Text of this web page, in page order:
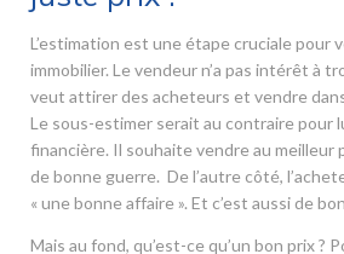
L’estimation est une étape cruciale pour
immobilier. Le vendeur n’a pas intérêt à
veut attirer des acheteurs et vendre
Le sous-estimer serait au contraire pour
financière. Il souhaite vendre au meilleur
de bonne guerre. De l’autre côté,
« une bonne affaire ». Et c’est aussi de
Mais au fond, qu’est-ce qu’un bon prix ?